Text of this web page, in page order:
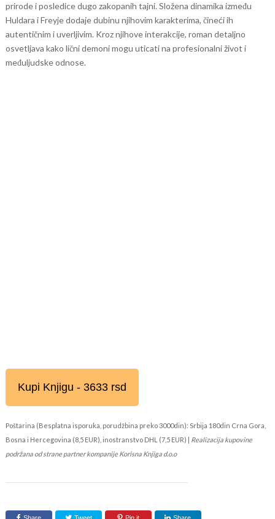
prirode i posledice dugo zakopanih tajni. Složena dinamika između
Huldara i Freyje dodaje dubinu njihovim karakterima, čineći ih
autentičnim i uverljivim. Kroz njihove interakcije, roman detaljno
osvetljava kako lični demoni mogu uticati na profesionalni život i
međuljudske odnose.
Kupi Knjigu - 3633 rsd
Poštarina (Besplatna isporuka, porudžbina preko 3000din): Srbija 180din Crna Gora,
Bosna i Hercegovina (8,5 EUR), inostranstvo DHL (7,5 EUR) | Realizacija kupovine
podržana od strane partner kompanije Korisna Knjiga d.o.o